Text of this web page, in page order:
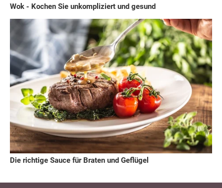
Wok - Kochen Sie unkompliziert und gesund
Die richtige Sauce für Braten und Geflügel